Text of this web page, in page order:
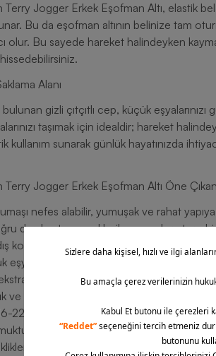
Jogger Erkek Eşofman Altı, elastik
Bu da eşofman altının belinize tam
olur. Bu sayede hareket halindeyken
Alanı
bulunan gizli çıtçıtlı cep, küçük
taşımak için idealdir; hareket
kullanım sunarak günlük hayatınızda
Jogger Erkek Eşofman Altı Öne
nefes alabilir, yumuşak ve rahat
daralan tasarım, klasik ve modern tarzı
kordon, kişiye özel uyum sağlar ve
güvenle taşımanızı mümkün kılar.
pratiklik kazandırır.
ve ikonik bir görünüm sunar.
22 polyesterdir.
ekstra yumuşaklık ve konfor vadeder.
olabilir, asıl içerik için ürün etiketini